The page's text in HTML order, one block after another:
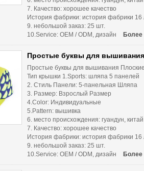
7. Качество: хорошее качество
История фабрики: история фабрики 16
9. небольшой заказ: 25 шт.
10.Service: OEM / ODM, дизайн
Более
Простые буквы для вышивания
Простые буквы для вышивания
Тип крышки 1.Sports: шляпа 5 панелей
2. Стиль Панели: 5-панельная Шляпа
3. Размер: Взрослый Размер
4.Color: Индивидуальные
5.Pattern: вышивка
6. место происхождения: гуандун,
7. Качество: хорошее качество
История фабрики: история фабрики 16
9. небольшой заказ: 25 шт.
10.Service: OEM / ODM, дизайн
Более